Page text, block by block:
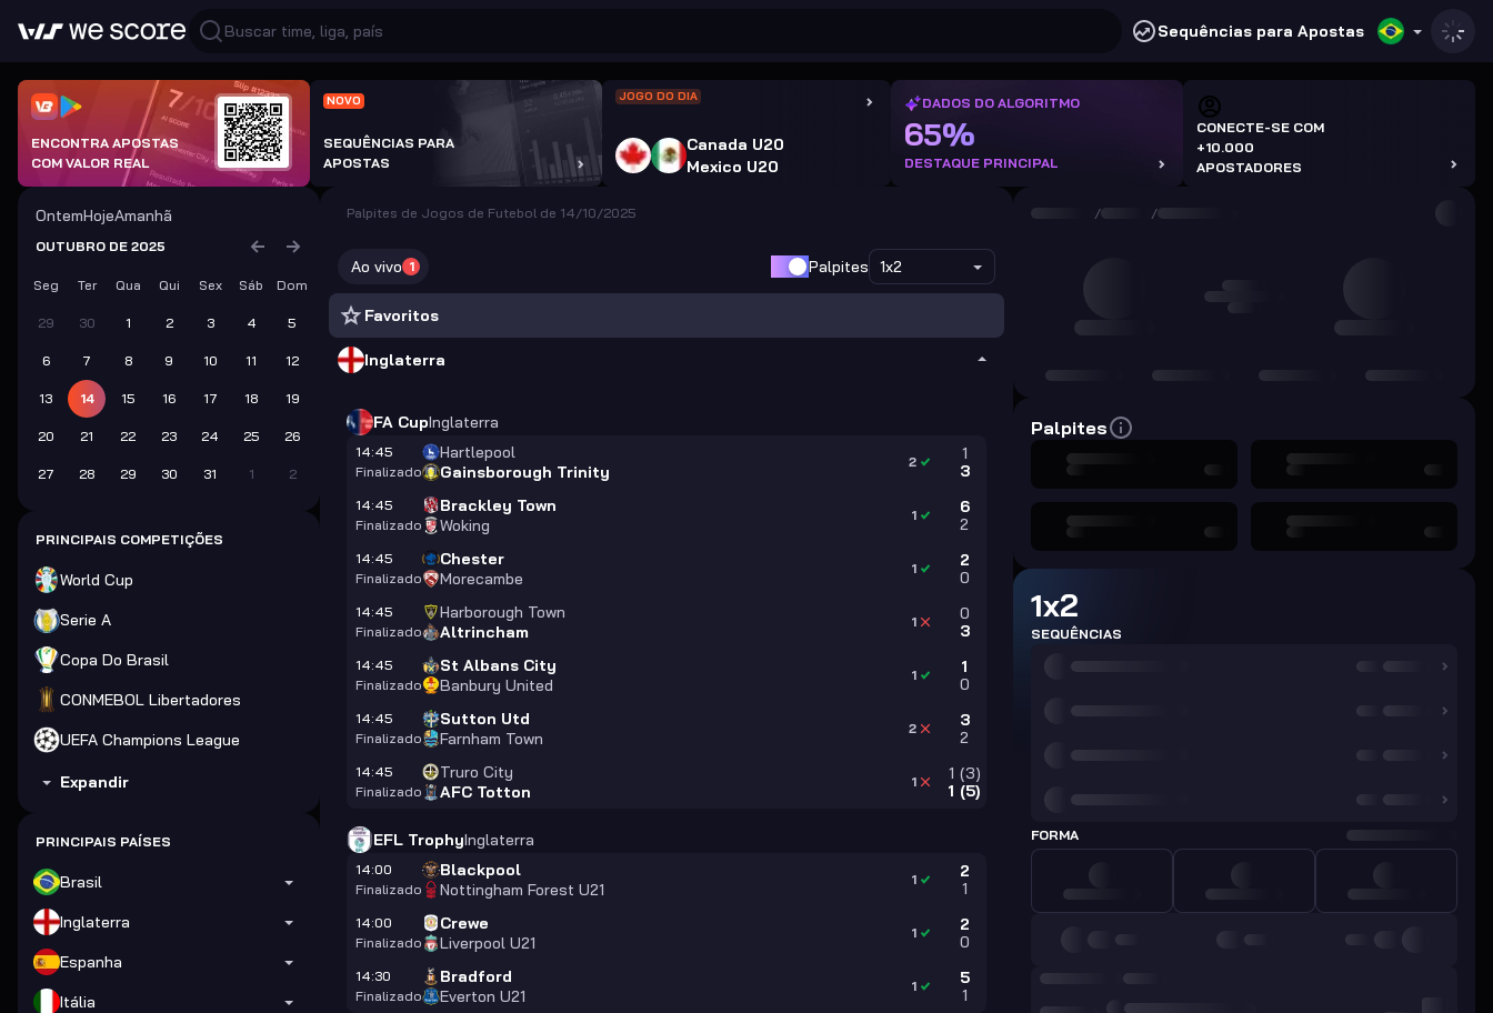
Sequências para Apostas
ENCONTRA APOSTAS
COM VALOR REAL
NOVO
SEQUÊNCIAS PARA
APOSTAS
JOGO DO DIA
Canada U20
Mexico U20
DADOS DO ALGORITMO
65%
DESTAQUE PRINCIPAL
CONECTE-SE COM
+10.000
APOSTADORES
OntemHojeAmanhã
OUTUBRO DE 2025
Seg Ter Qua Qui Sex Sáb Dom
29 30 1 2 3 4 5
6 7 8 9 10 11 12
13 14 15 16 17 18 19
20 21 22 23 24 25 26
27 28 29 30 31 1 2
PRINCIPAIS COMPETIÇÕES
World Cup
Serie A
Copa Do Brasil
CONMEBOL Libertadores
UEFA Champions League
Expandir
PRINCIPAIS PAÍSES
Brasil
Inglaterra
Espanha
Itália
Palpites de Jogos de Futebol de 14/10/2025
Ao vivo 1 Palpites 1x2
Favoritos
Inglaterra
FA CupInglaterra
14:45
Finalizado
Hartlepool
Gainsborough Trinity
1
3
2
14:45
Finalizado
Brackley Town
Woking
6
2
1
14:45
Finalizado
Chester
Morecambe
2
0
1
14:45
Finalizado
Harborough Town
Altrincham
0
3
1
14:45
Finalizado
St Albans City
Banbury United
1
0
1
14:45
Finalizado
Sutton Utd
Farnham Town
3
2
2
14:45
Finalizado
Truro City
AFC Totton
1 (3)
1 (5)
1
EFL TrophyInglaterra
14:00
Finalizado
Blackpool
Nottingham Forest U21
2
1
1
14:00
Finalizado
Crewe
Liverpool U21
2
0
1
14:30
Finalizado
Bradford
Everton U21
5
1
1
/ /
Palpites
1x2
SEQUÊNCIAS
FORMA